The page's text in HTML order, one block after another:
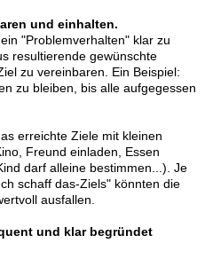
und einhalten.
"Problemverhalten" klar zu
resultierende gewünschte
zu vereinbaren. Ein Beispiel:
zu bleiben, bis alle aufgegessen
erreichte Ziele mit kleinen
Freund einladen, Essen
darf alleine bestimmen...). Je
schaff das-Ziels" könnten die
ausfallen.
und klar begründet